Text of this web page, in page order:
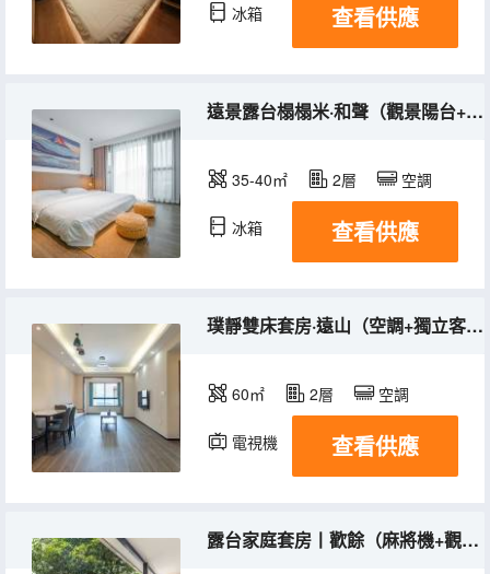
冰箱 查看供應
遠景露台榻榻米·和聲（觀景陽台+聯想投影儀+空調）
35-40㎡ 2層 空調
冰箱 查看供應
璞靜雙床套房·遠山（空調+獨立客廳+洗衣機+廚房）
60㎡ 2層 空調
電視機 冰箱
查看供應
露台家庭套房丨歡餘（麻將機+觀景庭院+獨立廚房）